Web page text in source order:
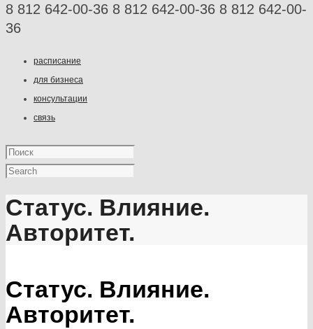
8 812 642-00-36 8 812 642-00-36 8 812 642-00-
36
расписание
для бизнеса
консультации
связь
Статус. Влияние.
Авторитет.
Статус. Влияние.
Авторитет.